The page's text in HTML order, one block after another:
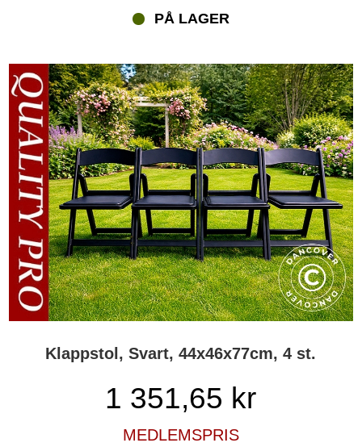
PÅ LAGER
Klappstol, Svart, 44x46x77cm, 4 st.
1 351,65 kr
MEDLEMSPRIS